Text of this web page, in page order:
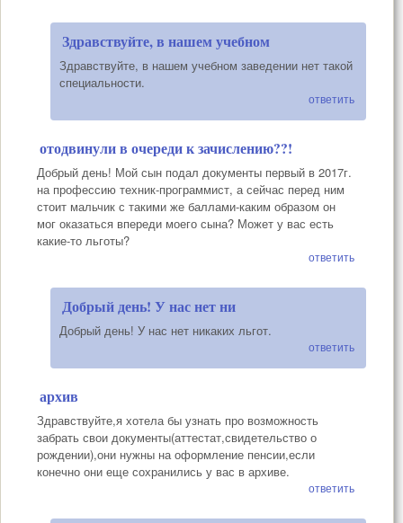
Здравствуйте, в нашем учебном
Здравствуйте, в нашем учебном заведении нет такой
специальности.
ответить
отодвинули в очереди к зачислению??!
Добрый день! Мой сын подал документы первый в 2017г.
на профессию техник-программист, а сейчас перед ним
стоит мальчик с такими же баллами-каким образом он
мог оказаться впереди моего сына? Может у вас есть
какие-то льготы?
ответить
Добрый день! У нас нет ни
Добрый день! У нас нет никаких льгот.
ответить
архив
Здравствуйте,я хотела бы узнать про возможность
забрать свои документы(аттестат,свидетельство о
рождении),они нужны на оформление пенсии,если
конечно они еще сохранились у вас в архиве.
ответить